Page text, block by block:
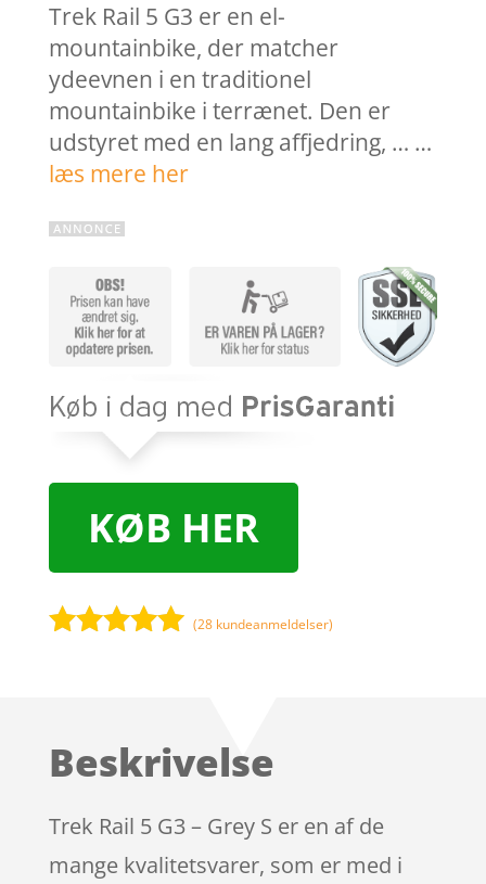
Trek Rail 5 G3 er en el-
mountainbike, der matcher
ydeevnen i en traditionel
mountainbike i terrænet. Den er
udstyret med en lang affjedring, … …
læs mere her
KØB HER
kundebedøm
(28 kundeanmeldelser)
Beskrivelse
Trek Rail 5 G3 – Grey S er en af de
mange kvalitetsvarer, som er med i